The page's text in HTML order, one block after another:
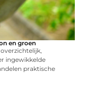
en groen
ingewikkelde
praktische